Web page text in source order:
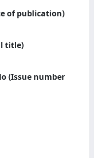
of publication)
title)
(Issue number